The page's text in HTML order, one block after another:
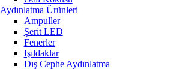
Aydınlatma Ürünleri
Ampuller
Şerit LED
Fenerler
Işıldaklar
Dış Cephe Aydınlatma